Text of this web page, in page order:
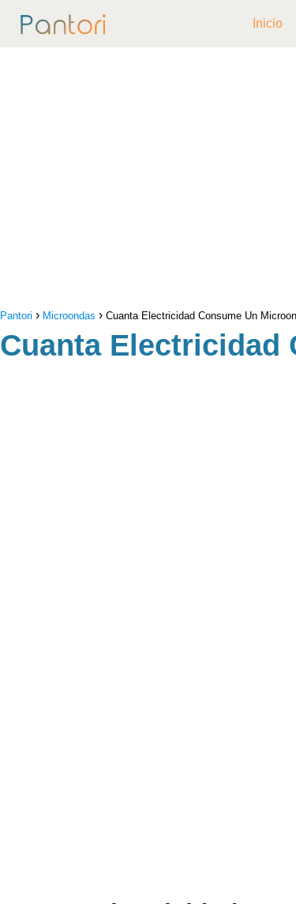
Inicio
Pantori Microondas Cuanta Electricidad Consume Un
Cuanta Electricidad